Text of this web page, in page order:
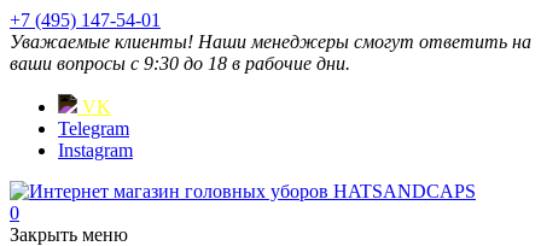
+7 (495) 147-54-01
Уважаемые клиенты! Наши менеджеры смогут ответить на
ваши вопросы с 9:30 до 18 в рабочие дни.
VK
Telegram
Instagram
0
Закрыть меню